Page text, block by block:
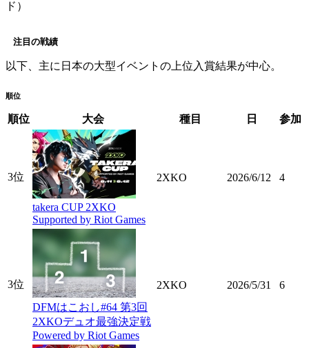
ド）
注目の戦績
以下、主に日本の大型イベントの上位入賞結果が中心。
順位
順位 大会 種目 日 参加
3位
takera CUP 2XKO
Supported by Riot Games
2XKO 2026/6/12 4
3位
DFMはこおし#64 第3回
2XKOデュオ最強決定戦
Powered by Riot Games
2XKO 2026/5/31 6